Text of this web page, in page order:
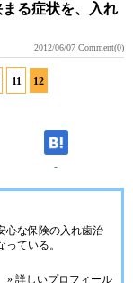
る症状を、入れ
2012/06/07 Comment(0)
11 12
-
心な保険の入れ歯治
ている。
» 詳しいプロフィール